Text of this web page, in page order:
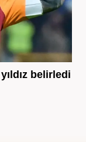
belirledi